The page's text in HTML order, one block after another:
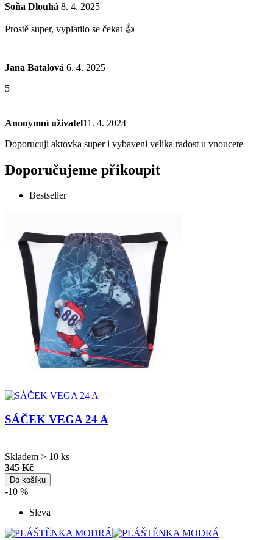
Soňa Dlouhá 8. 4. 2025
Prostě super, vyplatilo se čekat 👍
Jana Batalová 6. 4. 2025
5
Anonymní uživatel11. 4. 2024
Doporucuji aktovka super i vybaveni velika radost u vnoucete
Doporučujeme přikoupit
Bestseller
SÁČEK VEGA 24 A
Skladem > 10 ks
345 Kč
Do košíku
-10 %
Sleva